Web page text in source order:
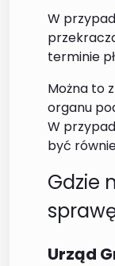
W
terminie
Można to
organu
W
być
Gdzie
Urząd